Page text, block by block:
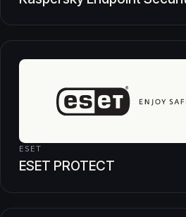
ESET
ESET PROTECT